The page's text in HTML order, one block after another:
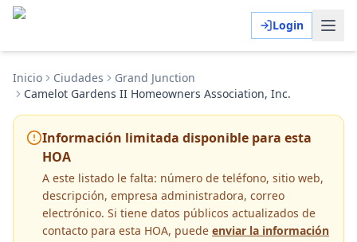
Login
Inicio Ciudades
Grand Junction
Camelot Gardens II Homeowners Association, Inc.
Información limitada disponible para esta
HOA
A este listado le falta: número de teléfono, sitio web,
descripción, empresa administradora, correo
electrónico. Si tiene datos públicos actualizados de
contacto para esta HOA, puede enviar la información